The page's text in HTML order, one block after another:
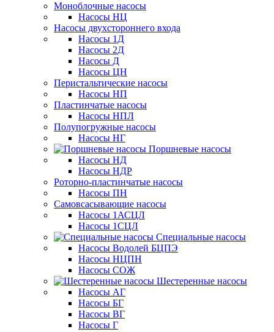
Моноблочные насосы
Насосы НЦ
Насосы двухстороннего входа
Насосы 1Д
Насосы 2Д
Насосы Д
Насосы ЦН
Перистальтические насосы
Насосы НП
Пластинчатые насосы
Насосы НПЛ
Полупогружные насосы
Насосы НГ
Поршневые насосы
Насосы НД
Насосы НДР
Роторно-пластинчатые насосы
Насосы ПН
Самовсасывающие насосы
Насосы 1АСЦЛ
Насосы 1СЦЛ
Специальные насосы
Насосы Водолей БЦПЭ
Насосы НЦПН
Насосы СОЖ
Шестеренные насосы
Насосы АГ
Насосы БГ
Насосы ВГ
Насосы Г